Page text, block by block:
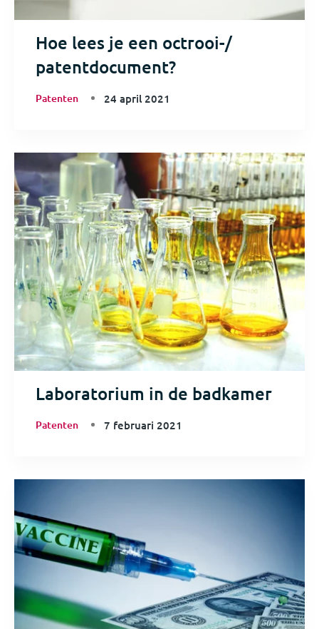
Hoe lees je een octrooi-/
patentdocument?
Patenten 24 april 2021
Laboratorium in de badkamer
Patenten 7 februari 2021